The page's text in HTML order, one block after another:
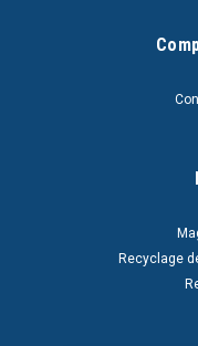
Recyclage